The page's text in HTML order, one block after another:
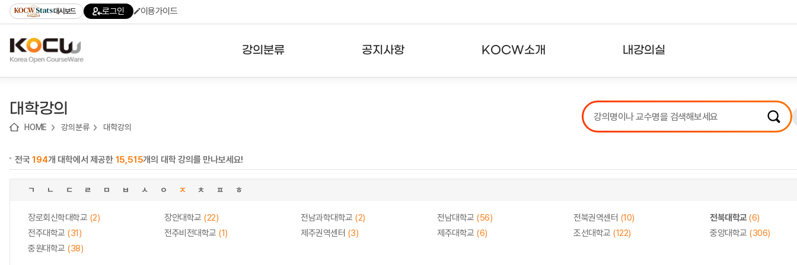
기
기
기
content)
가
대시보드 로그인 이용가이드
강의분류 공지사항 KOCW소개 내강의실
강의리스트
수강확인증강의
대학강의
HOME 강의분류 대학강의
전국194개 대학에서 제공한 15,515개의 대학 강의를 만나보세요!
ㄱ ㄴ ㄷ ㄹ ㅁ ㅂ ㅅ ㅇ ㅈ ㅊ ㅍ ㅎ
장로회신학대학교 (2) 장안대학교 (22) 전남과학대학교 (2) 전남대학교 (56) 전북권역센터 (10) 전북대학교(6)
전주대학교 (31) 전주비전대학교 (1) 제주권역센터 (3) 제주대학교 (6) 조선대학교 (122) 중앙대학교 (306)
중원대학교 (38)